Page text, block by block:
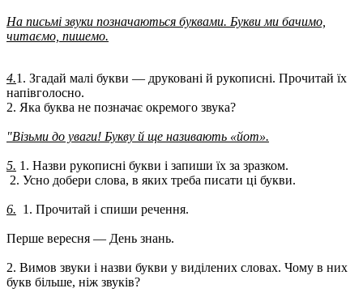
На письмі звуки позначаються буквами. Букви ми бачимо,
читаємо, пишемо.
4.1. Згадай малі букви — друковані й рукописні. Прочитай їх
напівголосно.
2. Яка буква не позначає окремого звука?
"Візьми до уваги! Букву й ще називають «йот».
5. 1. Назви рукописні букви і запиши їх за зразком.
2. Усно добери слова, в яких треба писати ці букви.
6. 1. Прочитай і спиши речення.
Перше вересня — День знань.
2. Вимов звуки і назви букви у виділених словах. Чому в них
букв більше, ніж звуків?